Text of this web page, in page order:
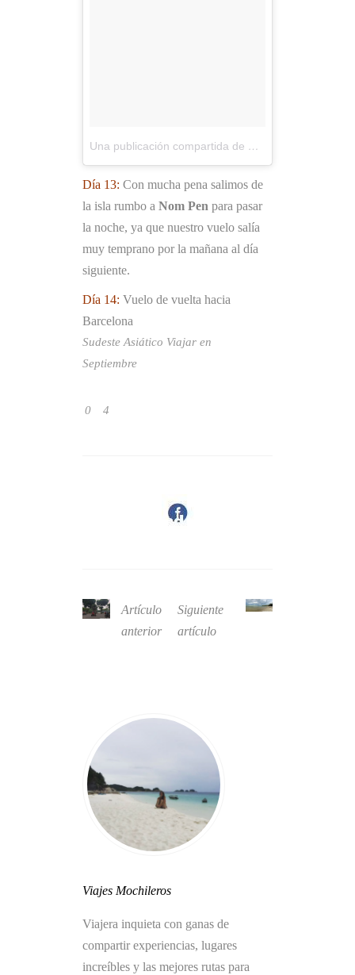
Una publicación compartida de Viajes Mochileros (@viajesmochileros)
Día 13: Con mucha pena salimos de
la isla rumbo a Nom Pen para pasar
la noche, ya que nuestro vuelo salía
muy temprano por la mañana al día
siguiente.
Día 14: Vuelo de vuelta hacia
Barcelona
Sudeste Asiático Viajar en
Septiembre
0 4
Artículo
anterior
Siguiente
artículo
Viajes Mochileros
Viajera inquieta con ganas de
compartir experiencias, lugares
increíbles y las mejores rutas para